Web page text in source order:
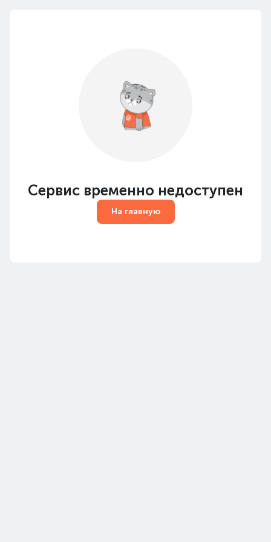
Сервис временно недоступен
На главную